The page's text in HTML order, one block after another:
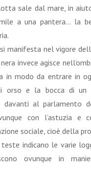
sale dal mare, in
a una pantera... la
manifesta nel vigore
invece agisce
in modo da entrare in
orso e la bocca di un
al parlamento
con l’astuzia e
sociale, cioè della
indicano le varie
ovunque in